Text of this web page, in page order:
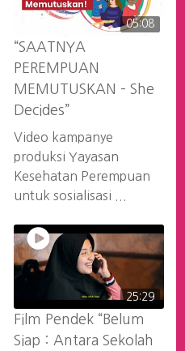
05:08
“SAATNYA
PEREMPUAN
MEMUTUSKAN – She
Decides”
Video kampanye
produksi Yayasan
Kesehatan Perempuan
untuk sosialisasi ...
25:29
Film Pendek “Belum
Siap : Antara Sekolah